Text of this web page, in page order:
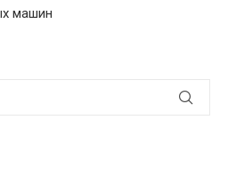
машин